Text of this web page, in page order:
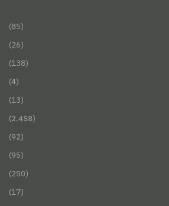
(85)
(26)
(138)
(4)
(13)
(2٬458)
(92)
(95)
(250)
(17)